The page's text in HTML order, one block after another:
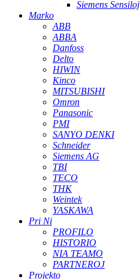
Siemens Sensiloj
Marko
ABB
ABBA
Danfoss
Delto
HIWIN
Kinco
MITSUBISHI
Omron
Panasonic
PMI
SANYO DENKI
Schneider
Siemens AG
TBI
TECO
THK
Weintek
YASKAWA
Pri Ni
PROFILO
HISTORIO
NIA TEAMO
PARTNEROJ
Projekto